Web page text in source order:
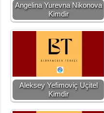
Angelina Yurevna Nikonova
Kimdir
Aleksey Yefimoviç Uçitel
Kimdir